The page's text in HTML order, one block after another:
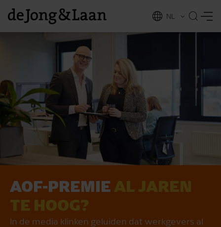
NL
EN
AOF-PREMIE AL JAREN
TE HOOG?
In de media klinken geluiden dat werkgevers al